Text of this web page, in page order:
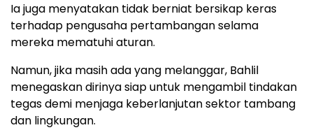
Ia juga menyatakan tidak berniat bersikap keras
terhadap pengusaha pertambangan selama
mereka mematuhi aturan.
Namun, jika masih ada yang melanggar, Bahlil
menegaskan dirinya siap untuk mengambil tindakan
tegas demi menjaga keberlanjutan sektor tambang
dan lingkungan.